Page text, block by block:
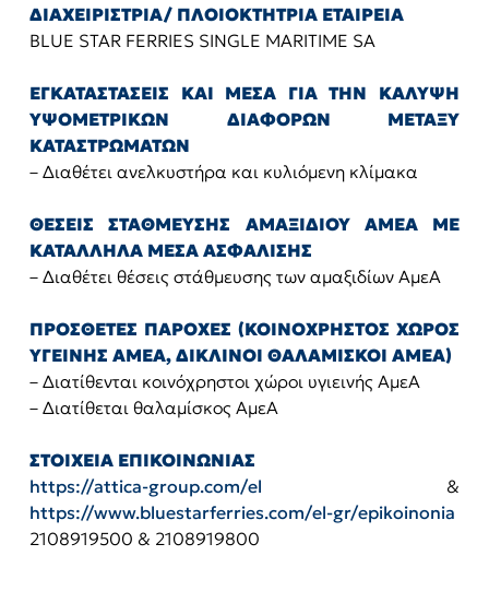
ΔΙΑΧΕΙΡΙΣΤΡΙΑ/ ΠΛΟΙΟΚΤΗΤΡΙΑ ΕΤΑΙΡΕΙΑ
BLUE STAR FERRIES SINGLE MARITIME SA
ΕΓΚΑΤΑΣΤΑΣΕΙΣ ΚΑΙ ΜΕΣΑ ΓΙΑ ΤΗΝ ΚΑΛΥΨΗ
ΥΨΟΜΕΤΡΙΚΩΝ ΔΙΑΦΟΡΩΝ ΜΕΤΑΞΥ
ΚΑΤΑΣΤΡΩΜΑΤΩΝ
– Διαθέτει ανελκυστήρα και κυλιόμενη κλίμακα
ΘΕΣΕΙΣ ΣΤΑΘΜΕΥΣΗΣ ΑΜΑΞΙΔΙΟΥ ΑΜΕΑ ΜΕ
ΚΑΤΑΛΛΗΛΑ ΜΕΣΑ ΑΣΦΑΛΙΣΗΣ
– Διαθέτει θέσεις στάθμευσης των αμαξιδίων ΑμεΑ
ΠΡΟΣΘΕΤΕΣ ΠΑΡΟΧΕΣ (ΚΟΙΝΟΧΡΗΣΤΟΣ ΧΩΡΟΣ
ΥΓΕΙΝΗΣ ΑΜΕΑ, ΔΙΚΛΙΝΟΙ ΘΑΛΑΜΙΣΚΟΙ ΑΜΕΑ)
– Διατίθενται κοινόχρηστοι χώροι υγιεινής ΑμεΑ
– Διατίθεται θαλαμίσκος ΑμεΑ
ΣΤΟΙΧΕΙΑ ΕΠΙΚΟΙΝΩΝΙΑΣ
https://attica-group.com/el &
https://www.bluestarferries.com/el-gr/epikoinonia
2108919500 & 2108919800